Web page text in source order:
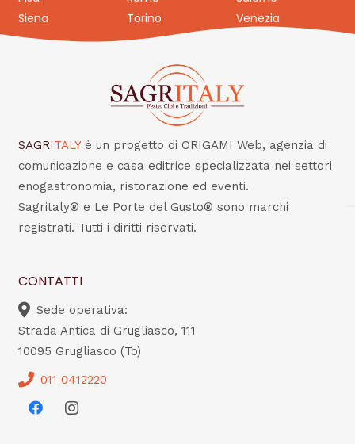
Siena
Torino Venezia
SAGRITALY è un progetto di ORIGAMI Web, agenzia di
comunicazione e casa editrice specializzata nei settori
enogastronomia, ristorazione ed eventi.
Sagritaly® e Le Porte del Gusto® sono marchi
registrati. Tutti i diritti riservati.
CONTATTI
Sede operativa:
Strada Antica di Grugliasco, 111
10095 Grugliasco (To)
011 0412220